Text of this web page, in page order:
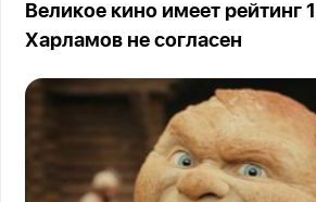
Великое кино имеет рейтинг
Харламов не согласен